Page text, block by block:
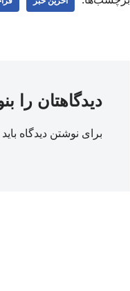
دیدگاهتان را
برای نوشتن دیدگاه باید